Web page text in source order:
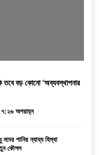
তবে বড় কোনো ‘অব্যবস্থাপনার
অপরাহ্ন
নদের পানির ন্যায্য হিস্যা
কৌশল